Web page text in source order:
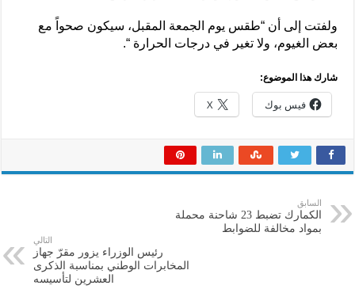
ولفتت إلى أن “طقس يوم الجمعة المقبل، سيكون صحواً مع
بعض الغيوم، ولا تغير في درجات الحرارة “.
شارك هذا الموضوع:
فيس بوك X
السابق
الكمارك تضبط 23 شاحنة محملة
بمواد مخالفة للضوابط
التالي
رئيس الوزراء يزور مقرّ جهاز
المخابرات الوطني بمناسبة الذكرى
العشرين لتأسيسه